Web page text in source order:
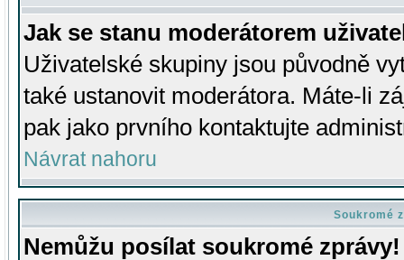
Jak se stanu moderátorem
Uživatelské skupiny jsou původně
také ustanovit moderátora. Máte-li
pak jako prvního kontaktujte
Návrat nahoru
Soukromé
Nemůžu posílat soukromé zprávy!